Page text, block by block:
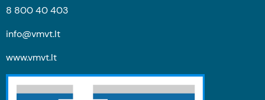
8 800 40 403
info@vmvt.lt
www.vmvt.lt